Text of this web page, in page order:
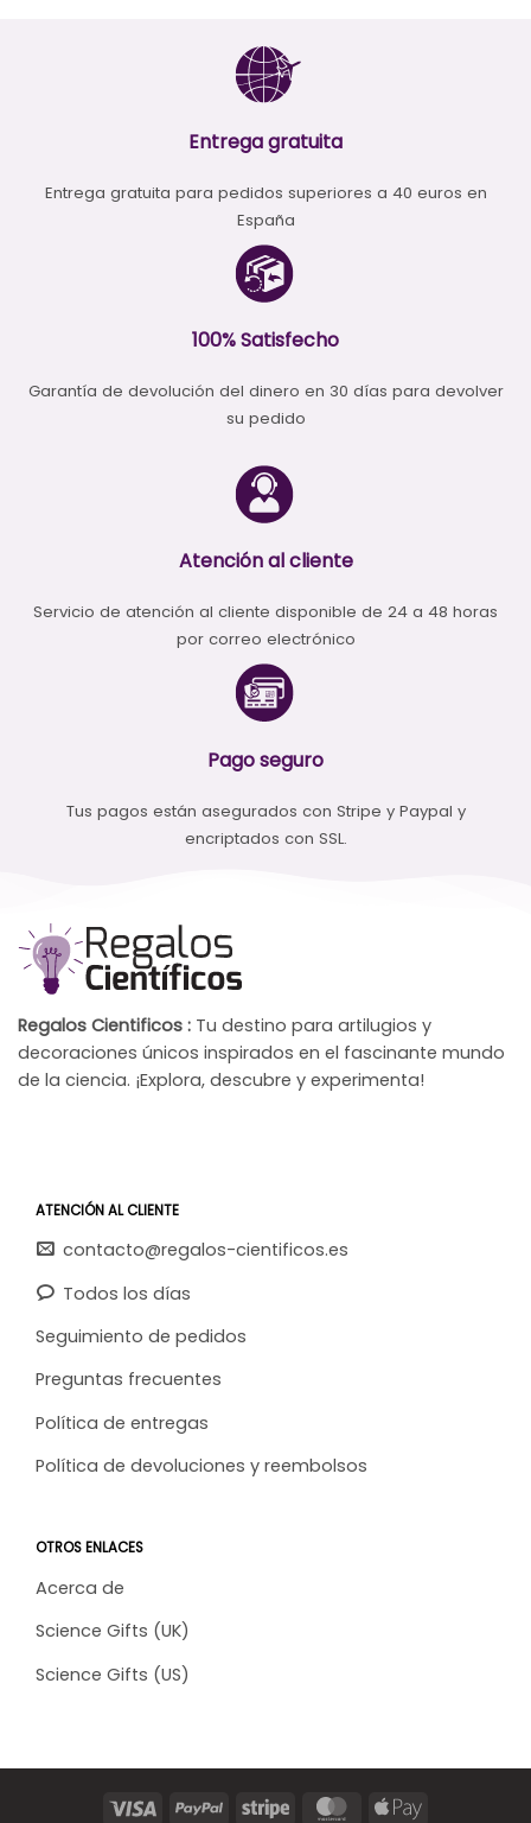
Entrega gratuita
Entrega gratuita para pedidos superiores a 40 euros en
España
100% Satisfecho
Garantía de devolución del dinero en 30 días para devolver
su pedido
Atención al cliente
Servicio de atención al cliente disponible de 24 a 48 horas
por correo electrónico
Pago seguro
Tus pagos están asegurados con Stripe y Paypal y
encriptados con SSL.
Regalos Cientificos : Tu destino para artilugios y
decoraciones únicos inspirados en el fascinante mundo
de la ciencia. ¡Explora, descubre y experimenta!
ATENCIÓN AL CLIENTE
contacto@regalos-cientificos.es
Todos los días
Seguimiento de pedidos
Preguntas frecuentes
Política de entregas
Política de devoluciones y reembolsos
OTROS ENLACES
Acerca de
Science Gifts (UK)
Science Gifts (US)